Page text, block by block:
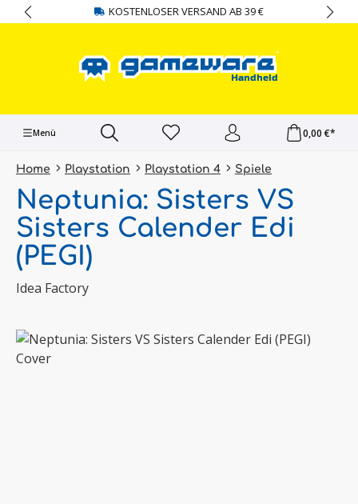
springen KOSTENLOSER VERSAND AB 39 €
Menü 0,00 €*
Home Playstation Playstation 4 Spiele
Neptunia: Sisters VS
Sisters Calender Edi
(PEGI)
Idea Factory
Bildergalerie überspringen